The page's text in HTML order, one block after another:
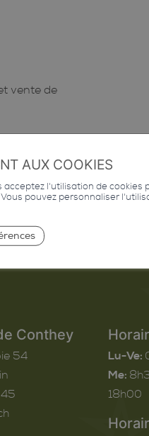
vente de
Conthey
54
Lu-Ve:
Me:
18h00
AUX COOKIES
l'utilisation de cookies
pouvez personnaliser